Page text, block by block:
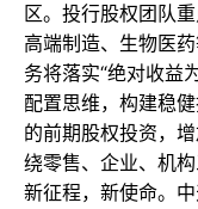
区。投行股权团队
高端制造、生物医
务将落实“绝对收益
配置思维，构建稳
的前期股权投资，
绕零售、企业、机
新征程，新使命。